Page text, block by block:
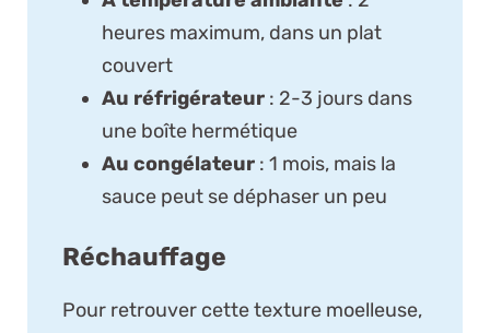
heures maximum, dans un plat
couvert
Au réfrigérateur : 2-3 jours dans
une boîte hermétique
Au congélateur : 1 mois, mais la
sauce peut se déphaser un peu
Réchauffage
Pour retrouver cette texture moelleuse,